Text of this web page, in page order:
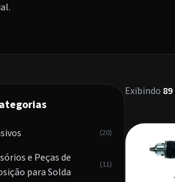
(20)
e Peças de
para Solda
(11)
Exibindo 89